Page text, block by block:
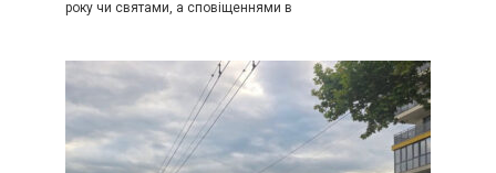
року чи святами, а сповіщеннями в